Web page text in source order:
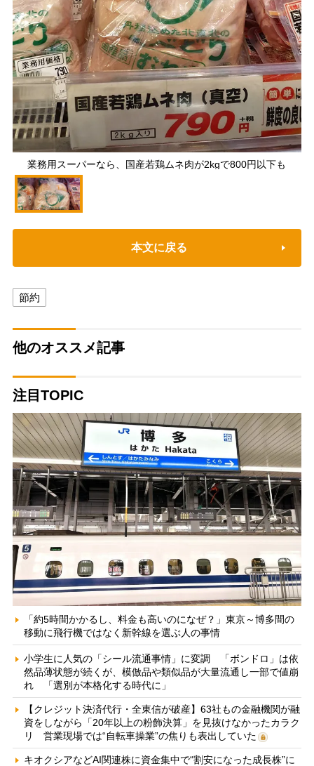
業務用スーパーなら、国産若鶏ムネ肉が2kgで800円以下も
本文に戻る
節約
他のオススメ記事
注目TOPIC
「約5時間かかるし、料金も高いのになぜ？」東京～博多間の
移動に飛行機ではなく新幹線を選ぶ人の事情
小学生に人気の「シール流通事情」に変調 「ボンドロ」は依
然品薄状態が続くが、模倣品や類似品が大量流通し一部で値崩
れ 「選別が本格化する時代に」
【クレジット決済代行・全東信が破産】63社もの金融機関が融
資をしながら「20年以上の粉飾決算」を見抜けなかったカラク
リ 営業現場では“自転車操業”の焦りも表出していた
キオクシアなどAI関連株に資金集中で“割安になった成長株”に